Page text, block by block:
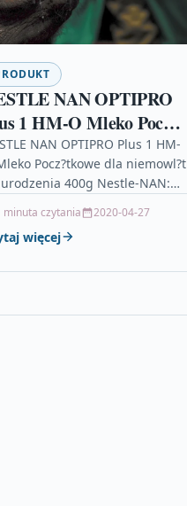
NAN OPTIPRO
1 HM-O Mleko Pocz?
dla niemowl?t od
400g
NAN OPTIPRO Plus 1 HM-
Pocz?tkowe dla niemowl?t
400g Nestle-NAN:
techniczne, alfa romeo 166…
minuta czytania 2020-04-27
więcej